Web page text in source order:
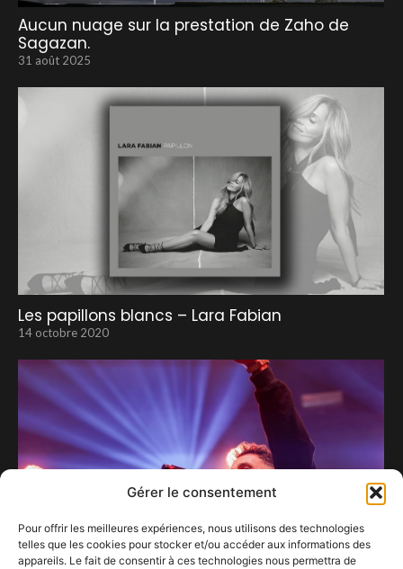
Gérer le consentement
Pour offrir les meilleures expériences, nous utilisons des technologies
telles que les cookies pour stocker et/ou accéder aux informations des
appareils. Le fait de consentir à ces technologies nous permettra de
Aucun nuage sur la prestation de Zaho de
Sagazan.
31 août 2025
Les papillons blancs – Lara Fabian
14 octobre 2020